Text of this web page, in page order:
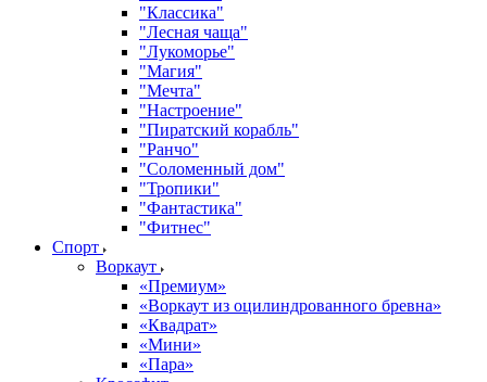
"Классика"
"Лесная чаща"
"Лукоморье"
"Магия"
"Мечта"
"Настроение"
"Пиратский корабль"
"Ранчо"
"Соломенный дом"
"Тропики"
"Фантастика"
"Фитнес"
Спорт
Воркаут
«Премиум»
«Воркаут из оцилиндрованного бревна»
«Квадрат»
«Мини»
«Пара»